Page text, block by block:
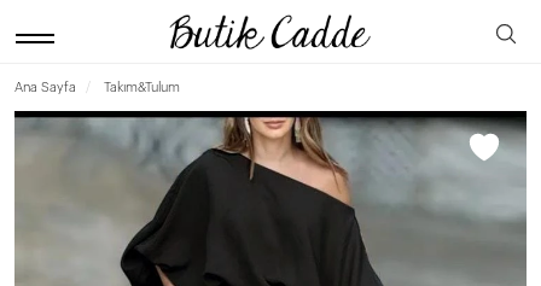
Ana Sayfa Takım&Tulum